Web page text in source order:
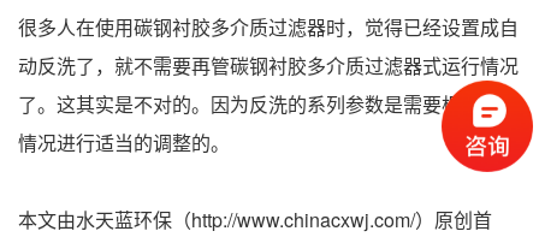
很多人在使用碳钢衬胶多介质过滤器时，觉得已经设置成自
动反洗了，就不需要再管碳钢衬胶多介质过滤器式运行情况
了。这其实是不对的。因为反洗的系列参数是需要根据实际
情况进行适当的调整的。
本文由水天蓝环保（http://www.chinacxwj.com/）原创首